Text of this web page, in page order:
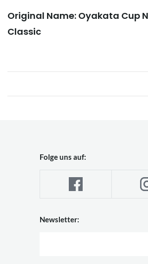
Original Name: Oyakata Cup
Classic
Folge uns auf:
Newsletter: